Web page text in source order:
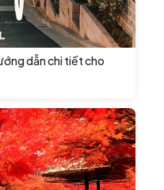
dẫn chi tiết cho